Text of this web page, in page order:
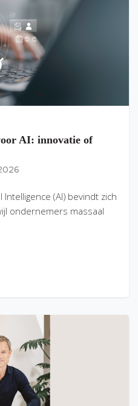
AI: innovatie of
(AI) bevindt zich
ondernemers massaal